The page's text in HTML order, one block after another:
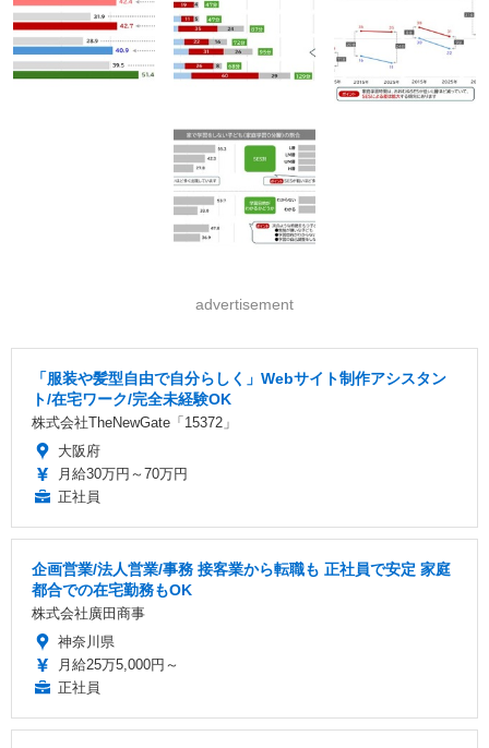
advertisement
「服装や髪型自由で自分らしく」Webサイト制作アシスタン
ト/在宅ワーク/完全未経験OK
株式会社TheNewGate「15372」
大阪府
月給30万円～70万円
正社員
企画営業/法人営業/事務 接客業から転職も 正社員で安定 家庭
都合での在宅勤務もOK
株式会社廣田商事
神奈川県
月給25万5,000円～
正社員